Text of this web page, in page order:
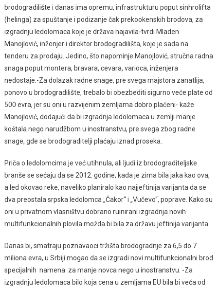
brodogradilište i danas ima opremu, infrastrukturu poput sinhrolifta
(helinga) za spuštanje i podizanje čak prekookenskih brodova, za
izgradnju ledolomaca koje je država najavila-tvrdi Mladen
Manojlović, inženjer i direktor brodogradilišta, koje je sada na
tenderu za prodaju. Jedino, što napominje Manojlović, stručna radna
snaga poput montera, bravara, cevara, varioca, inženjera
nedostaje.-Za dolazak radne snage, pre svega majstora zanatlija,
ponovo u brodogradilište, trebalo bi obezbediti sigurno veće plate od
500 evra, jer su oni u razvijenim zemljama dobro plaćeni- kaže
Manojlović, dodajući da bi izgradnja ledolomaca u zemlji manje
koštala nego narudžbom u inostranstvu, pre svega zbog radne
snage, gde se brodograditelji plaćaju iznad proseka.
Priča o ledolomcima je već utihnula, ali ljudi iz brodograditeljske
branše se sećaju da se 2012. godine, kada je zima bila jaka kao ova,
a led okovao reke, naveliko planiralo kao najjeftinija varijanta da se
dva preostala srpska ledolomca „Čakor“ i „Vučevo“, poprave. Kako su
oni u privatnom vlasništvu dobrano ruinirani izgradnja novih
multifunkcionalnih plovila možda bi bila za državu jeftinija varijanta.
Danas bi, smatraju poznavaoci tržišta brodogradnje za 6,5 do 7
miliona evra, u Srbiji mogao da se izgradi novi multifunkcionalni brod
specijalnih namena za manje novca nego u inostranstvu. -Za
izgradnju ledolomaca bilo koja cena u zemljama EU bila bi veća od